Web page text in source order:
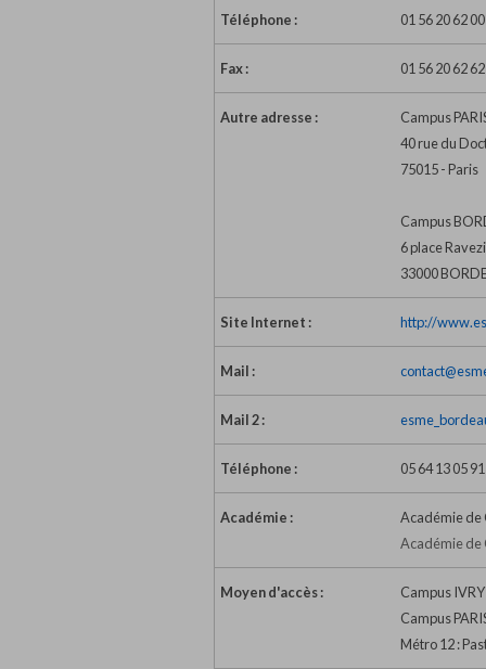
Téléphone : 01 56 20 62 00
Fax : 01 56 20 62 62
Autre adresse :
Campus
40 rue du
75015 - Paris
Campus
6 place
33000
Site Internet : http://
Mail :
Mail 2 :
Téléphone : 05 64 13 05 91
Académie :
Académie de
Académie de
Moyen d'accès :
Campus
Campus
Métro 12 :